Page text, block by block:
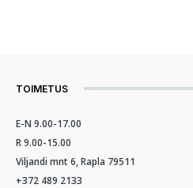
TOIMETUS
E-N 9.00-17.00
R 9.00-15.00
Viljandi mnt 6, Rapla 79511
+372 489 2133